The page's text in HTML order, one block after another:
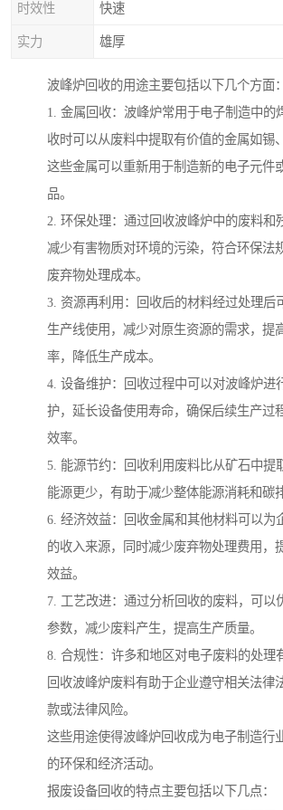
时效性 快速
实力 雄厚
波峰炉回收的用途主要包括以下几个方面：
1. 金属回收：波峰炉常用于电子制造中的
收时可以从废料中提取有价值的金属如锡
这些金属可以重新用于制造新的电子元件
品。
2. 环保处理：通过回收波峰炉中的废料和
减少有害物质对环境的污染，符合环保法
废弃物处理成本。
3. 资源再利用：回收后的材料经过处理后
生产线使用，减少对原生资源的需求，提
率，降低生产成本。
4. 设备维护：回收过程中可以对波峰炉进
护，延长设备使用寿命，确保后续生产过
效率。
5. 能源节约：回收利用废料比从矿石中提
能源更少，有助于减少整体能源消耗和碳
6. 经济效益：回收金属和其他材料可以为
的收入来源，同时减少废弃物处理费用，
效益。
7. 工艺改进：通过分析回收的废料，可以
参数，减少废料产生，提高生产质量。
8. 合规性：许多和地区对电子废料的处理
回收波峰炉废料有助于企业遵守相关法律
款或法律风险。
这些用途使得波峰炉回收成为电子制造行
的环保和经济活动。
报废设备回收的特点主要包括以下几点：